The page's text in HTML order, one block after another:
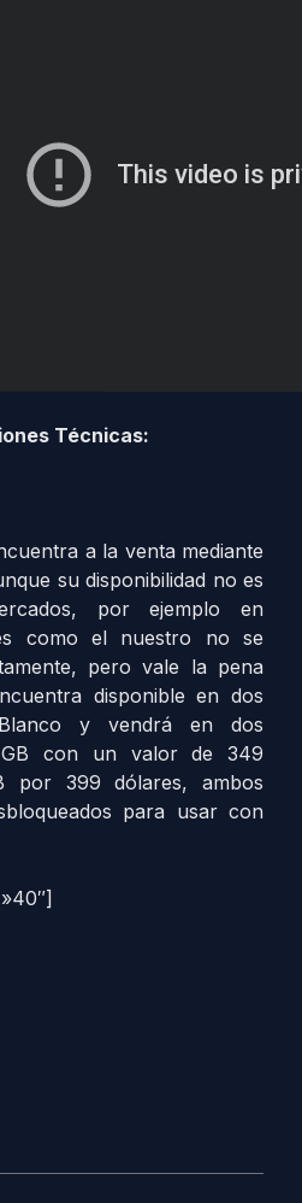
Técnicas:
a la venta mediante
su disponibilidad no es
por ejemplo en
como el nuestro no se
pero vale la pena
disponible en dos
y vendrá en dos
con un valor de 349
por 399 dólares, ambos
para usar con